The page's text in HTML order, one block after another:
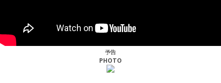
予告
PHOTO